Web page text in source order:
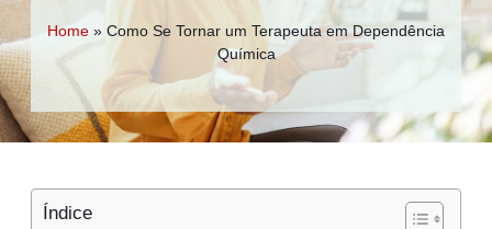
Home » Como Se Tornar um Terapeuta em Dependência
Química
Índice